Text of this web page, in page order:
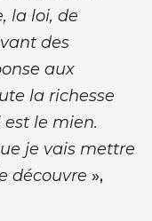
la loi, de
des
aux
la richesse
le mien.
je vais mettre
découvre »,